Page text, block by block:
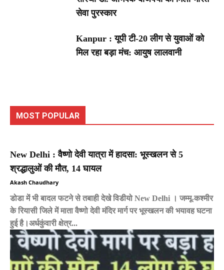
सेवा पुरस्कार
Kanpur : यूपी टी-20 लीग से युवाओं को
मिल रहा बड़ा मंच: आयुष लालवानी
MOST POPULAR
New Delhi : वैष्णो देवी यात्रा में हादसा: भूस्खलन से 5
श्रद्धालुओं की मौत, 14 घायल
Akash Chaudhary
डोडा में भी बादल फटने से तबाही देखे विडीयो New Delhi । जम्मू-कश्मीर
के रियासी जिले में माता वैष्णो देवी मंदिर मार्ग पर भूस्खलन की भयावह घटना
हुई है।अर्धकुंवारी क्षेत्र...